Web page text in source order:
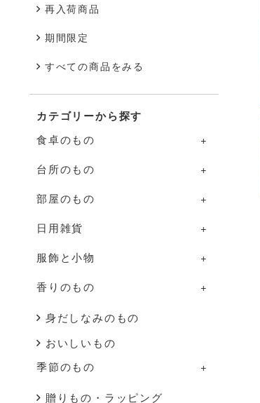
再入荷商品
期間限定
すべての商品をみる
カテゴリーから探す
食卓のもの
食卓のものの一覧
器
グラス・カップ
箸・カトラリー
盆・トレー
その他
台所のもの
台所のものの一覧
調理道具
ふきん・タオル
その他
部屋のもの
部屋のものの一覧
照明
家具
花器
インテリア雑貨
その他
日用雑貨
日用雑貨の一覧
掃除道具
布もの・タオル
ハンドソープ・石鹸
スキンケア
服飾と小物
服飾と小物の一覧
洋服
バッグ・帽子
アクセサリー
香りのもの
香りのものの一覧
アロマ用品
キャンドル
身だしなみのもの
おいしいもの
季節のもの
季節のものの一覧
贈りもの・ラッピング